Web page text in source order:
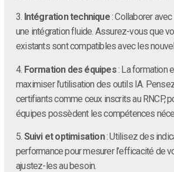
3. Intégration technique: Collaborer
une intégration fluide. Assurez-vous que
existants sont compatibles avec les
4. Formation des équipes: La formation
maximiser l’utilisation des outils IA.
certifiants comme ceux inscrits au RNCP,
équipes possèdent les compétences
5. Suivi et optimisation: Utilisez des
performance pour mesurer l’efficacité de
ajustez-les au besoin.